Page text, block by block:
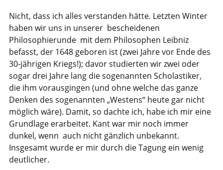
Nicht, dass ich alles verstanden hätte. Letzten Winter
haben wir uns in unserer bescheidenen
Philosophierunde mit dem Philosophen Leibniz
befasst, der 1648 geboren ist (zwei Jahre vor Ende des
30-jährigen Kriegs!); davor studierten wir zwei oder
sogar drei Jahre lang die sogenannten Scholastiker,
die ihm vorausgingen (und ohne welche das ganze
Denken des sogenannten „Westens“ heute gar nicht
möglich wäre). Damit, so dachte ich, habe ich mir eine
Grundlage erarbeitet. Kant war mir noch immer
dunkel, wenn auch nicht gänzlich unbekannt.
Insgesamt wurde er mir durch die Tagung ein wenig
deutlicher.